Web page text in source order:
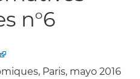
n°6
Paris, mayo 2016